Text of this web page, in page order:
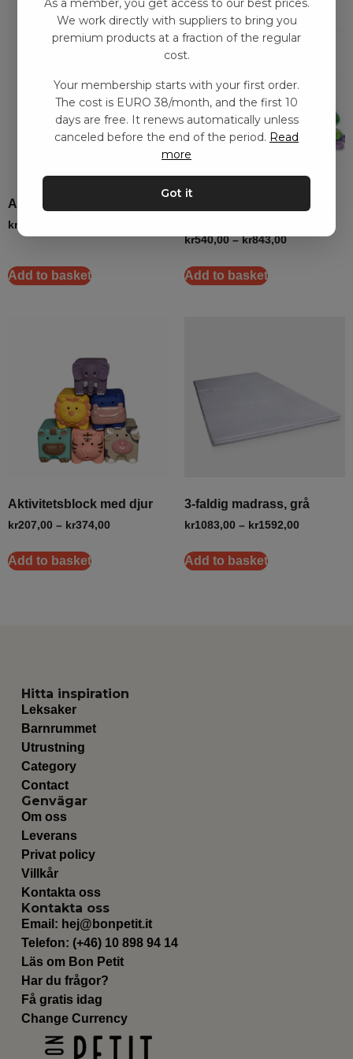
Aktivitetsdjur – Tukan
kr
Add to basket
kr540,00 – kr843,00
Add to basket
Aktivitetsblock med djur
kr207,00 – kr374,00
Add to basket
3-faldig madrass, grå
kr1083,00 – kr1592,00
Add to basket
Hitta inspiration
Leksaker
Barnrummet
Utrustning
Category
Contact
Genvägar
Om oss
Leverans
Privat policy
Villkår
Kontakta oss
Kontakta oss
Email: hej@bonpetit.it
Telefon: (+46) 10 898 94 14
Läs om Bon Petit
Har du frågor?
Få gratis idag
Change Currency
As a member, you get access to our best prices.
We work directly with suppliers to bring you
premium products at a fraction of the regular
cost.
Your membership starts with your first order.
The cost is EURO 38/month, and the first 10
days are free. It renews automatically unless
canceled before the end of the period. Read
more
Got it